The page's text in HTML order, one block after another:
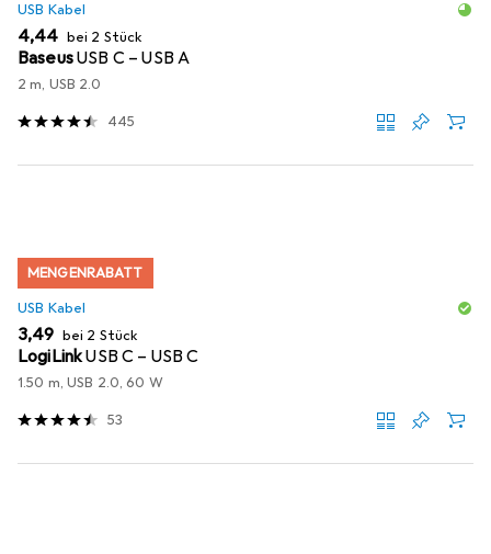
USB Kabel
EUR
4,44 bei 2 Stück
BaseusUSB C – USB A
2 m, USB 2.0
445
MENGENRABATT
USB Kabel
EUR
3,49 bei 2 Stück
LogiLinkUSB C – USB C
1.50 m, USB 2.0, 60 W
53